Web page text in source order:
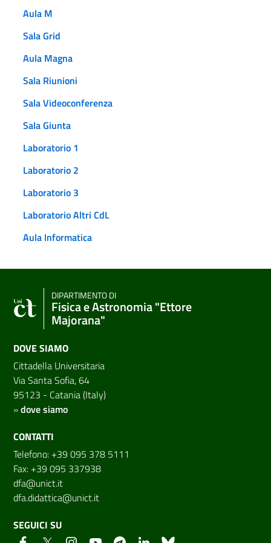
Aula M
Sala Grid
Aula Magna
Sala Riunioni
Sala Videoconferenza
Sala Giunta
Laboratorio 1
Laboratorio 2
Laboratorio 3
Laboratorio Altri CdL
Aula Informatica
DIPARTIMENTO DI
Fisica e Astronomia "Ettore
Majorana"
DOVE SIAMO
Cittadella Universitaria
Via Santa Sofia, 64
95123 - Catania (Italy)
»dove siamo
CONTATTI
Telefono: +39 095 378 5111
Fax: +39 095 337938
dfa@unict.it
dfa.didattica@unict.it
SEGUICI SU